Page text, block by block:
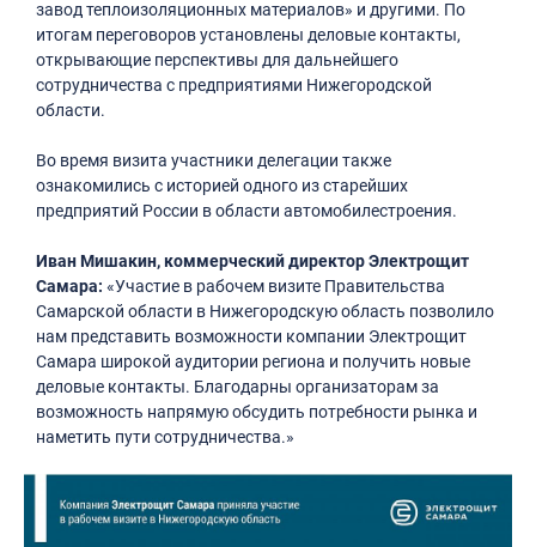
завод теплоизоляционных материалов» и другими. По
итогам переговоров установлены деловые контакты,
открывающие перспективы для дальнейшего
сотрудничества с предприятиями Нижегородской
области.
Во время визита участники делегации также
ознакомились с историей одного из старейших
предприятий России в области автомобилестроения.
Иван Мишакин, коммерческий директор Электрощит
Самара: «Участие в рабочем визите Правительства
Самарской области в Нижегородскую область позволило
нам представить возможности компании Электрощит
Самара широкой аудитории региона и получить новые
деловые контакты. Благодарны организаторам за
возможность напрямую обсудить потребности рынка и
наметить пути сотрудничества.»